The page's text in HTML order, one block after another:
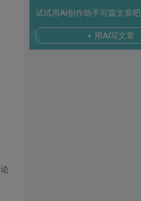
试试用AI创作助手写篇文章吧
+ 用AI写文章